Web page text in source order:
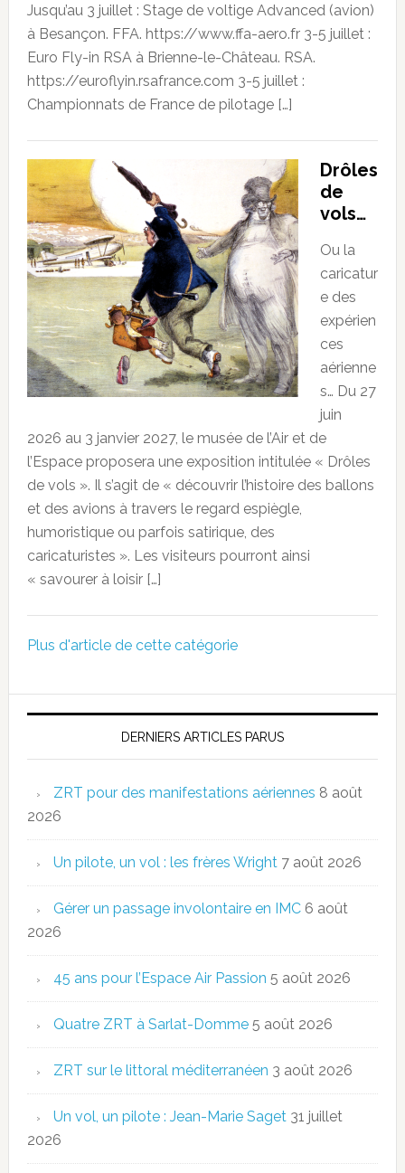
Jusqu’au 3 juillet : Stage de voltige Advanced (avion)
à Besançon. FFA. https://www.ffa-aero.fr 3-5 juillet :
Euro Fly-in RSA à Brienne-le-Château. RSA.
https://euroflyin.rsafrance.com 3-5 juillet :
Championnats de France de pilotage […]
Drôles
de
vols…
Ou la
caricatur
e des
expérien
ces
aérienne
s… Du 27
juin
2026 au 3 janvier 2027, le musée de l’Air et de
l’Espace proposera une exposition intitulée « Drôles
de vols ». Il s’agit de « découvrir l’histoire des ballons
et des avions à travers le regard espiègle,
humoristique ou parfois satirique, des
caricaturistes ». Les visiteurs pourront ainsi
« savourer à loisir […]
Plus d'article de cette catégorie
DERNIERS ARTICLES PARUS
ZRT pour des manifestations aériennes 8 août
2026
Un pilote, un vol : les frères Wright 7 août 2026
Gérer un passage involontaire en IMC 6 août
2026
45 ans pour l’Espace Air Passion 5 août 2026
Quatre ZRT à Sarlat-Domme 5 août 2026
ZRT sur le littoral méditerranéen 3 août 2026
Un vol, un pilote : Jean-Marie Saget 31 juillet
2026